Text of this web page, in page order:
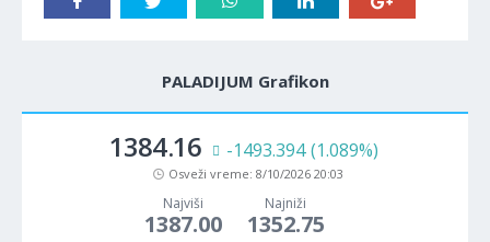
PALADIJUM Grafikon
1384.16 -1493.394 (1.089%)
Osveži vreme: 8/10/2026 20:03
Najviši
1387.00
Najniži
1352.75